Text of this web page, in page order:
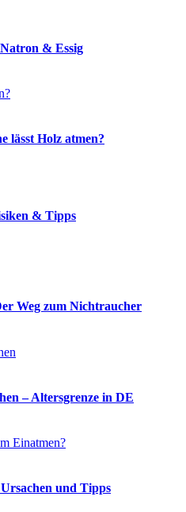
& Essig
lässt Holz atmen?
& Tipps
Weg zum Nichtraucher
– Altersgrenze in DE
und Tipps